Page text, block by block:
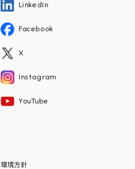
LinkedIn
Facebook
X
Instagram
YouTube
環境方針